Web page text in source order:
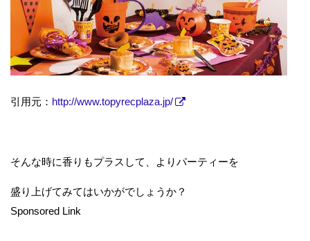
引用元： http://www.topyrecplaza.jp/
そんな時に香りもプラスして、よりパーティーを
盛り上げてみてはいかがでしょうか？
Sponsored Link